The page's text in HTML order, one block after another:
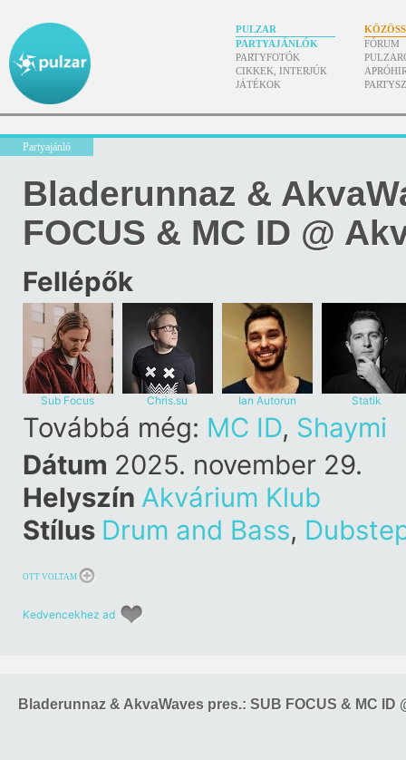
PULZAR
PARTYAJÁNLÓK
PARTYFOTÓK
CIKKEK, INTERJÚK
JÁTÉKOK
FÓRUM
Partyajánló
Bladerunnaz &
FOCUS & MC ID @
Fellépők
Sub Focus Chris.su Ian Autorun Statik
Továbbá még: MC ID, Shaymi
Dátum 2025. november 29.
Helyszín Akvárium Klub
Stílus Drum and Bass,
OTT VOLTAM
Kedvencekhez ad
Bladerunnaz & AkvaWaves pres.: SUB FOCUS & MC ID